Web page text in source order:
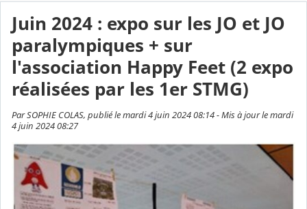
Juin 2024 : expo sur les JO et JO
paralympiques + sur
l'association Happy Feet (2 expo
réalisées par les 1er STMG)
Par SOPHIE COLAS, publié le mardi 4 juin 2024 08:14 - Mis à jour le mardi
4 juin 2024 08:27